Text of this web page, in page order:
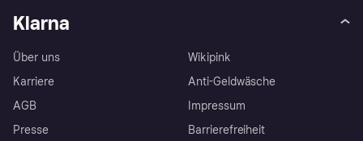
Klarna
Über uns
Karriere
AGB
Presse
Wikipink
Anti-Geldwäsche
Impressum
Barrierefreiheit